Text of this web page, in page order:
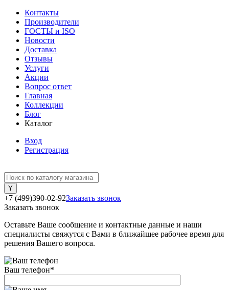
Контакты
Производители
ГОСТЫ и ISO
Новости
Доставка
Отзывы
Услуги
Акции
Вопрос ответ
Главная
Коллекции
Блог
Каталог
Вход
Регистрация
+7 (499)390-02-92Заказать звонок
Заказать звонок
Оставьте Ваше сообщение и контактные данные и наши
специалисты свяжутся с Вами в ближайшее рабочее время для
решения Вашего вопроса.
Ваш телефон*